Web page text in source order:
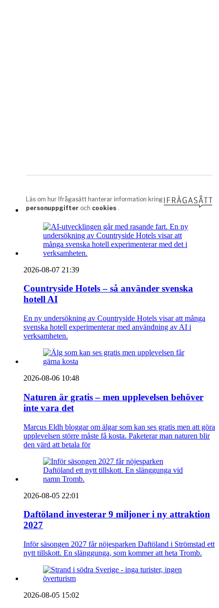
2026-08-07 21:39
Countryside Hotels – så använder svenska
hotell AI
En ny undersökning av Countryside Hotels visar att många
svenska hotell experimenterar med användning av AI i
verksamheten.
2026-08-06 10:48
Naturen är gratis – men upplevelsen behöver
inte vara det
Marcus Eldh bloggar om älgar som kan ses gratis men att göra
upplevelsen större måste få kosta. Paketerar man naturen blir
den värd att betala för
2026-08-05 22:01
Daftöland investerar 9 miljoner i ny attraktion
2027
Inför säsongen 2027 får nöjesparken Daftöland i Strömstad ett
nytt tillskott. En slänggunga, som kommer att heta Tromb.
2026-08-05 15:02